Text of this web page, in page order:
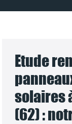
Etude
solaires
(62) :